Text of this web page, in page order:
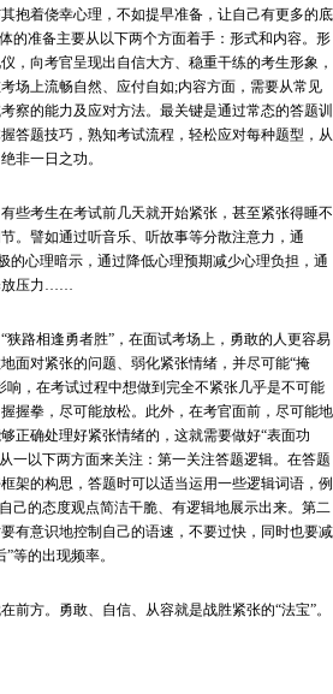
抱着侥幸心理，不如提早准备，让自己有更多的底
的准备主要从以下两个方面着手：形式和内容。形
，向考官呈现出自信大方、稳重干练的考生形象，
场上流畅自然、应付自如;内容方面，需要从常见
察的能力及应对方法。最关键是通过常态的答题训
答题技巧，熟知考试流程，轻松应对每种题型，从
非一日之功。
考生在考试前几天就开始紧张，甚至紧张得睡不
。譬如通过听音乐、听故事等分散注意力，通
的心理暗示，通过降低心理预期减少心理负担，通
放压力……
路相逢勇者胜”，在面试考场上，勇敢的人更容易
面对紧张的问题、弱化紧张情绪，并尽可能“掩
响，在考试过程中想做到完全不紧张几乎是不可能
握拳，尽可能放松。此外，在考官面前，尽可能地
正确处理好紧张情绪的，这就需要做好“表面功
一以下两方面来关注：第一关注答题逻辑。在答题
架的构思，答题时可以适当运用一些逻辑词语，例
己的态度观点简洁干脆、有逻辑地展示出来。第二
有意识地控制自己的语速，不要过快，同时也要减
等的出现频率。
方。勇敢、自信、从容就是战胜紧张的“法宝”。